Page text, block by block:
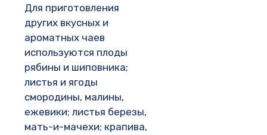
Для приготовления
других вкусных и
ароматных чаев
используются плоды
рябины и шиповника;
листья и ягоды
смородины, малины,
ежевики; листья березы,
мать-и-мачехи; крапива,